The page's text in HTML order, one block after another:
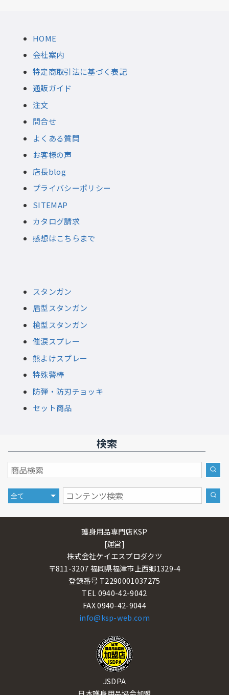
HOME
会社案内
特定商取引法に基づく表記
通販ガイド
注文
問合せ
よくある質問
お客様の声
店長blog
プライバシーポリシー
SITEMAP
カタログ請求
感想はこちらまで
スタンガン
盾型スタンガン
槍型スタンガン
催涙スプレー
熊よけスプレー
特殊警棒
防弾・防刃チョッキ
セット商品
検索
護身用品専門店KSP
[運営]
株式会社ケイエスプロダクツ
〒811-3207 福岡県福津市上西郷1329-4
登録番号 T2290001037275
TEL 0940-42-9042
FAX 0940-42-9044
info@ksp-web.com
JSDPA